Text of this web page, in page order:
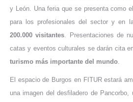
y León. Una feria que se presenta como
para los profesionales del sector y en
200.000 visitantes. Presentaciones de
catas y eventos culturales se darán cita
turismo más importante del mundo.
El espacio de Burgos en FITUR estará
una imagen del desfiladero de Pancorbo,